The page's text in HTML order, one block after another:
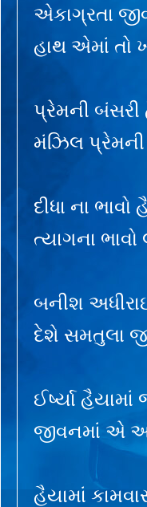
એકાગ્રતા
હાથ એમાં તો
પ્રેમની બંસરી
મંઝિલ પ્રેમની
દીધા ના ભાવો
ત્યાગના ભાવો
બનીશ
દેશે સમતુલા
ઈર્ષ્યા
જીવનમાં એ
હૈયામાં